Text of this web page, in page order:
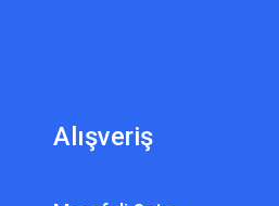
Alışveriş